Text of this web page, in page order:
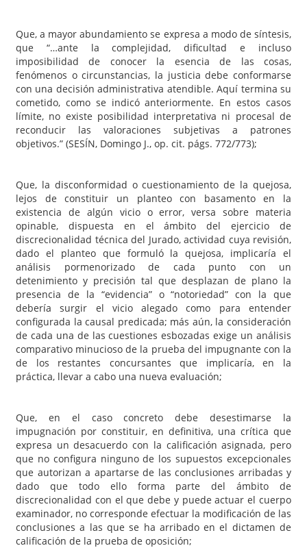
Que, a mayor abundamiento se expresa a modo de síntesis,
que “…ante la complejidad, dificultad e incluso
imposibilidad de conocer la esencia de las cosas,
fenómenos o circunstancias, la justicia debe conformarse
con una decisión administrativa atendible. Aquí termina su
cometido, como se indicó anteriormente. En estos casos
límite, no existe posibilidad interpretativa ni procesal de
reconducir las valoraciones subjetivas a patrones
objetivos.” (SESÍN, Domingo J., op. cit. págs. 772/773);
Que, la disconformidad o cuestionamiento de la quejosa,
lejos de constituir un planteo con basamento en la
existencia de algún vicio o error, versa sobre materia
opinable, dispuesta en el ámbito del ejercicio de
discrecionalidad técnica del Jurado, actividad cuya revisión,
dado el planteo que formuló la quejosa, implicaría el
análisis pormenorizado de cada punto con un
detenimiento y precisión tal que desplazan de plano la
presencia de la “evidencia” o “notoriedad” con la que
debería surgir el vicio alegado como para entender
configurada la causal predicada; más aún, la consideración
de cada una de las cuestiones esbozadas exige un análisis
comparativo minucioso de la prueba del impugnante con la
de los restantes concursantes que implicaría, en la
práctica, llevar a cabo una nueva evaluación;
Que, en el caso concreto debe desestimarse la
impugnación por constituir, en definitiva, una crítica que
expresa un desacuerdo con la calificación asignada, pero
que no configura ninguno de los supuestos excepcionales
que autorizan a apartarse de las conclusiones arribadas y
dado que todo ello forma parte del ámbito de
discrecionalidad con el que debe y puede actuar el cuerpo
examinador, no corresponde efectuar la modificación de las
conclusiones a las que se ha arribado en el dictamen de
calificación de la prueba de oposición;